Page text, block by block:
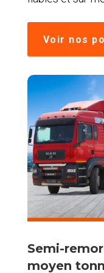
Voir nos
Semi-
moyen